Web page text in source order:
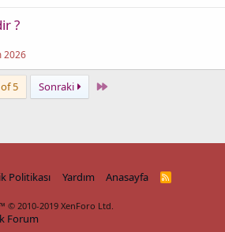
?
2026
5 Sonraki Last
Politikası Yardım Anasayfa
R
© 2010-2019 XenForo Ltd.
Forum